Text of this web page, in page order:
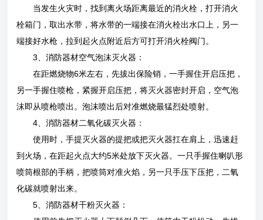
当发生火灾时，找到离火场距离最近的消火栓，打开消火
栓箱门，取出水带，将水带的一端接在消火栓出水口上，另一
端接好水枪，拉到起火点附近后方可打开消火栓阀门。
3、消防器材空气泡沫灭火器：
在距燃烧物6米左右，先拔出保险销，一手握住开启压把，
另一手握住喷枪，紧握开启压把，将灭火器密封开启，空气泡
沫即从喷枪喷出。泡沫喷出后对准燃烧最猛烈处喷射。
4、消防器材二氧化碳灭火器：
使用时，手提灭火器的提把或把灭火器扛在肩上，迅速赶
到火场，在距起火点大约5米处放下灭火器。一只手握住喇叭形
喷筒根部的手柄，把喷筒对准火焰，另一只手压下压把，二氧
化碳就喷射出来。
5、消防器材干粉灭火器：